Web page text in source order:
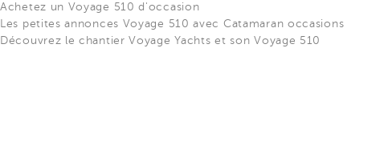
Achetez un Voyage 510 d'occasion
Les petites annonces Voyage 510 avec Catamaran occasions
Découvrez le chantier Voyage Yachts et son Voyage 510